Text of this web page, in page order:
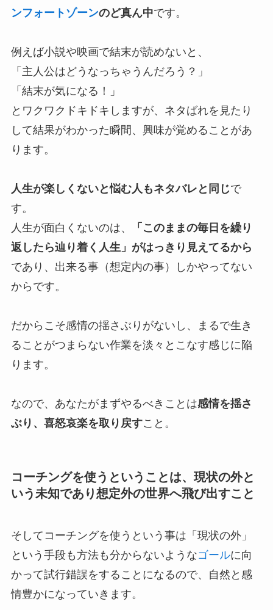
ンフォートゾーンのど真ん中です。
例えば小説や映画で結末が読めないと、
「主人公はどうなっちゃうんだろう？」
「結末が気になる！」
とワクワクドキドキしますが、ネタばれを見たり
して結果がわかった瞬間、興味が覚めることがあ
ります。
人生が楽しくないと悩む人もネタバレと同じで
す。
人生が面白くないのは、
「このままの毎日を繰り
返したら辿り着く人生」がはっきり見えてるから
であり、出来る事（想定内の事）しかやってない
からです。
だからこそ感情の揺さぶりがないし、まるで生き
ることがつまらない作業を淡々とこなす感じに陥
ります。
なので、あなたがまずやるべきことは感情を揺さ
ぶり、喜怒哀楽を取り戻すこと。
コーチングを使うということは、現状の外と
いう未知であり想定外の世界へ飛び出すこと
そしてコーチングを使うという事は「現状の外」
という手段も方法も分からないようなゴールに向
かって試行錯誤をすることになるので、自然と感
情豊かになっていきます。